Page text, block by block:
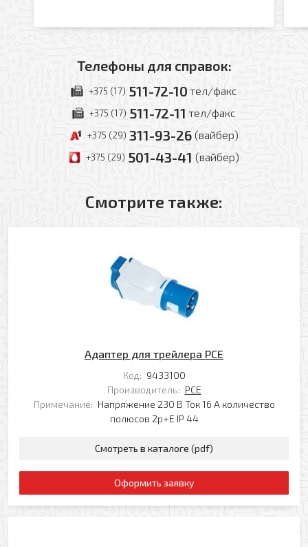
Телефоны для справок:
+375 (17) 511-72-10 тел/факс
+375 (17) 511-72-11 тел/факс
+375 (29) 311-93-26 (вайбер)
+375 (29) 501-43-41 (вайбер)
Смотрите также:
Адаптер для трейлера PCE
Код: 9433100
Производитель: PCE
Примечание: Напряжение 230 В Ток 16 А количество
полюсов 2p+E IP 44
Смотреть в каталоге (pdf)
Оформить заявку
Заказать обратный звонок
Оформить заявку